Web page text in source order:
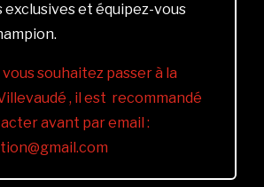
exclusives et équipez-vous
souhaitez passer à la
, il est recommandé
avant par email :